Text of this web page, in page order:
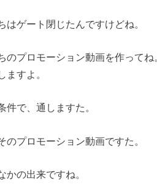
はゲート閉じたんですけどね。
のプロモーション動画を作ってね
ますよ。
件で、通しますた。
のプロモーション動画ですた。
かの出来ですね。